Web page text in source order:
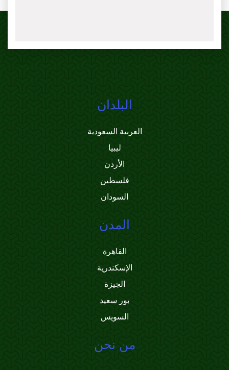
البلدان
العربية السعودية
ليبيا
الأردن
فلسطين
السودان
المدن
القاهرة
الإسكندرية
الجيزة
بور سعيد
السويس
من نحن